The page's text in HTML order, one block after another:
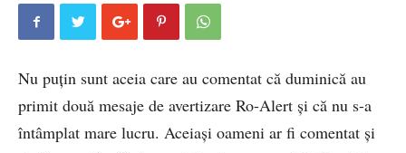
Nu puțin sunt aceia care au comentat că duminică au
primit două mesaje de avertizare Ro-Alert și că nu s-a
întâmplat mare lucru. Aceiași oameni ar fi comentat și